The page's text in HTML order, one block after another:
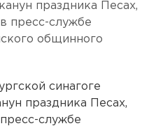
праздника Песах,
пресс-службе
общинного
синагоге
праздника Песах,
службе